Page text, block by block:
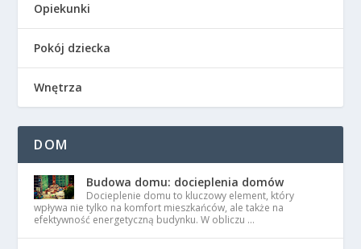
Opiekunki
Pokój dziecka
Wnętrza
DOM
Budowa domu: docieplenia domów
Docieplenie domu to kluczowy element, który
wpływa nie tylko na komfort mieszkańców, ale także na
efektywność energetyczną budynku. W obliczu …